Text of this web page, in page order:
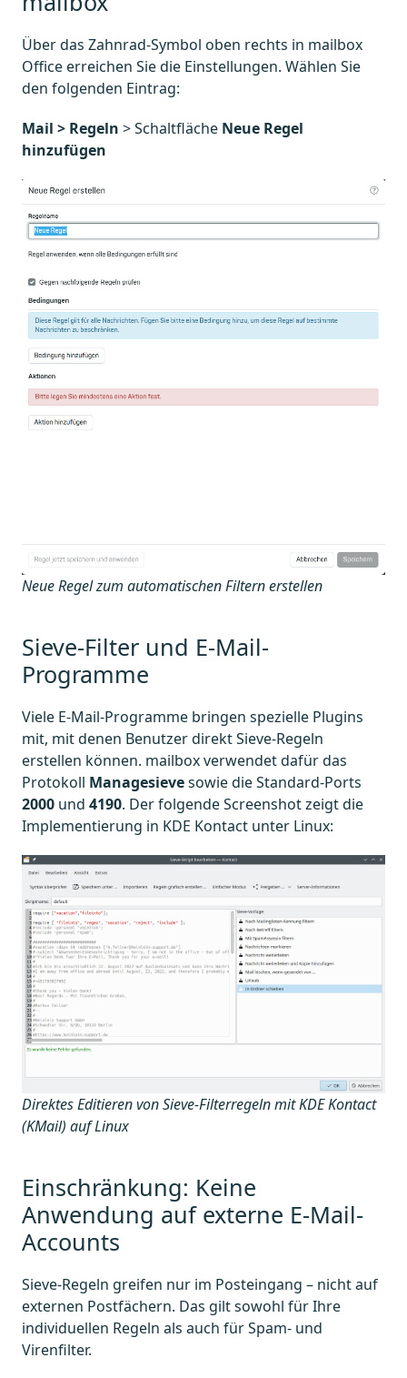
Über das Zahnrad-Symbol oben rechts in mailbox
Office erreichen Sie die Einstellungen. Wählen Sie
den folgenden Eintrag:
Mail > Regeln > Schaltfläche Neue Regel
hinzufügen
Neue Regel zum automatischen Filtern erstellen
Sieve-Filter und E-Mail-
Programme
Viele E-Mail-Programme bringen spezielle Plugins
mit, mit denen Benutzer direkt Sieve-Regeln
erstellen können. mailbox verwendet dafür das
Protokoll Managesievesowie die Standard-Ports
2000 und 4190. Der folgende Screenshot zeigt die
Implementierung in KDE Kontact unter Linux:
Direktes Editieren von Sieve-Filterregeln mit KDE Kontact
(KMail) auf Linux
Einschränkung: Keine
Anwendung auf externe E-Mail-
Accounts
Sieve-Regeln greifen nur im Posteingang – nicht auf
externen Postfächern. Das gilt sowohl für Ihre
individuellen Regeln als auch für Spam- und
Virenfilter.